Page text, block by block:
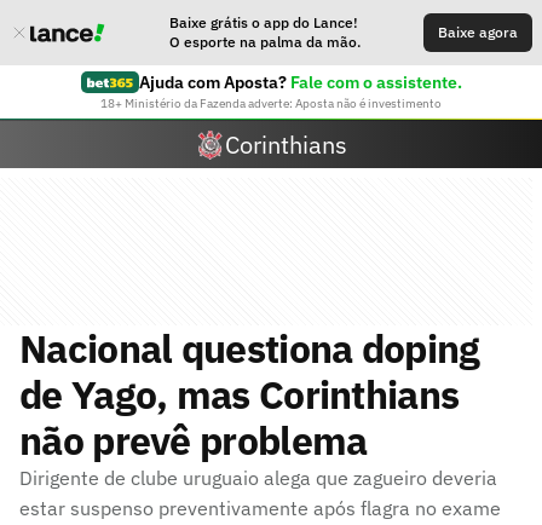
Baixe grátis o app do Lance!
O esporte na palma da mão.
Baixe agora
Ajuda com Aposta? Fale com o assistente.
18+ Ministério da Fazenda adverte: Aposta não é investimento
Corinthians
Nacional questiona doping
de Yago, mas Corinthians
não prevê problema
Dirigente de clube uruguaio alega que zagueiro deveria
estar suspenso preventivamente após flagra no exame